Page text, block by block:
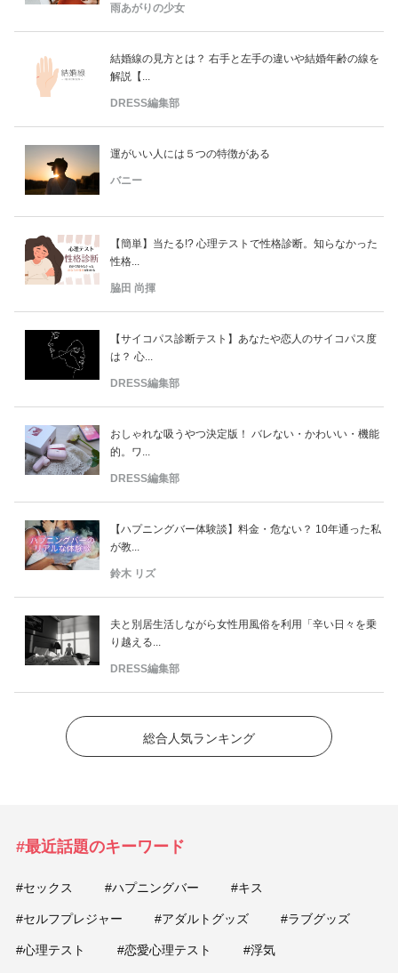
雨あがりの少女
結婚線の見方とは？ 右手と左手の違いや結婚年齢の線を
解説【...
DRESS編集部
運がいい人には５つの特徴がある
バニー
【簡単】当たる!? 心理テストで性格診断。知らなかった
性格...
脇田 尚揮
【サイコパス診断テスト】あなたや恋人のサイコパス度
は？ 心...
DRESS編集部
おしゃれな吸うやつ決定版！ バレない・かわいい・機能
的。ワ...
DRESS編集部
【ハプニングバー体験談】料金・危ない？ 10年通った私
が教...
鈴木 リズ
夫と別居生活しながら女性用風俗を利用「辛い日々を乗
り越える...
DRESS編集部
総合人気ランキング
#最近話題のキーワード
#セックス #ハプニングバー #キス
#セルフプレジャー #アダルトグッズ #ラブグッズ
#心理テスト #恋愛心理テスト #浮気